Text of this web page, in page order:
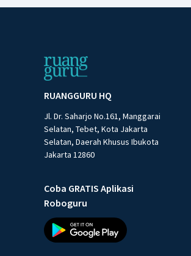
RUANGGURU HQ
Jl. Dr. Saharjo No.161, Manggarai
Selatan, Tebet, Kota Jakarta
Selatan, Daerah Khusus Ibukota
Jakarta 12860
Coba GRATIS Aplikasi
Roboguru